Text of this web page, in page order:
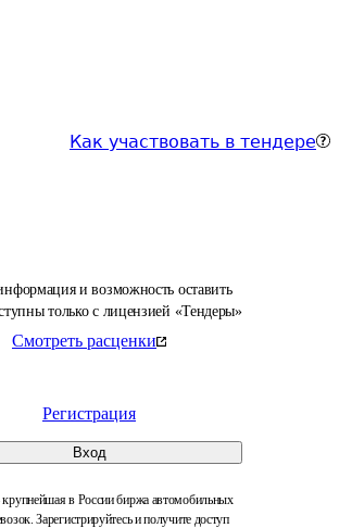
Как участвовать в тендере
и возможность оставить
только с лицензией «Тендеры»
Смотреть расценки
Регистрация
Вход
в России биржа автомобильных
Зарегистрируйтесь и получите доступ